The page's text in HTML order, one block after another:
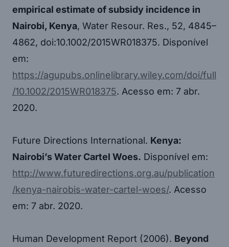
empirical estimate of subsidy incidence in
Nairobi, Kenya, Water Resour. Res., 52, 4845–
4862, doi:10.1002/2015WR018375. Disponível
em:
https://agupubs.onlinelibrary.wiley.com/doi/full
/10.1002/2015WR018375. Acesso em: 7 abr.
2020.
Future Directions International. Kenya:
Nairobi’s Water Cartel Woes. Disponível em:
http://www.futuredirections.org.au/publication
/kenya-nairobis-water-cartel-woes/. Acesso
em: 7 abr. 2020.
Human Development Report (2006). Beyond